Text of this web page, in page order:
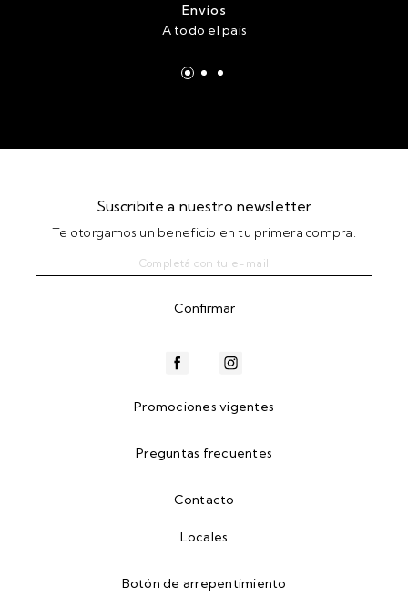
Envíos
A todo el país
Suscribite a nuestro newsletter
Te otorgamos un beneficio en tu primera compra.
Promociones vigentes
Preguntas frecuentes
Contacto
Locales
Botón de arrepentimiento